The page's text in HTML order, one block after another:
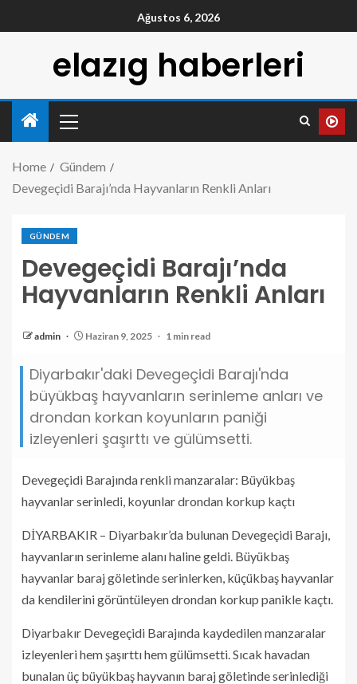
Ağustos 6, 2026
elazıg haberleri
Home
Gündem
Devegeçidi Barajı’nda Hayvanların Renkli Anları
GÜNDEM
Devegeçidi Barajı’nda
Hayvanların Renkli Anları
admin Haziran 9, 2025 1 min read
Diyarbakır'daki Devegeçidi Barajı'nda
büyükbaş hayvanların serinleme anları ve
drondan korkan koyunların paniği
izleyenleri şaşırttı ve gülümsetti.
Devegeçidi Barajında renkli manzaralar: Büyükbaş
hayvanlar serinledi, koyunlar drondan korkup kaçtı
DİYARBAKIR – Diyarbakır’da bulunan Devegeçidi Barajı,
hayvanların serinleme alanı haline geldi. Büyükbaş
hayvanlar baraj göletinde serinlerken, küçükbaş hayvanlar
da kendilerini görüntüleyen drondan korkup panikle kaçtı.
Diyarbakır Devegeçidi Barajında kaydedilen manzaralar
izleyenleri hem şaşırttı hem gülümsetti. Sıcak havadan
bunalan üç büyükbaş hayvanın baraj göletinde serinlediği